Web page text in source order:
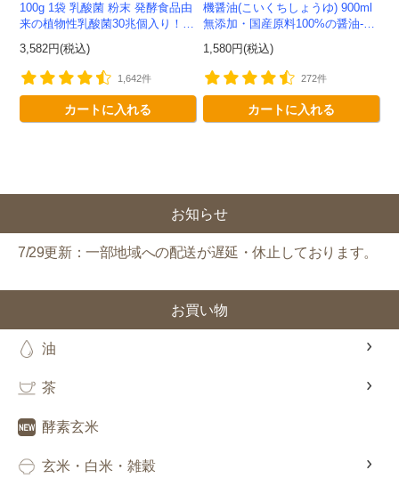
100g 1袋 乳酸菌 粉末 発酵食品由
来の植物性乳酸菌30兆個入り！有
料】 *メ...
3,582円(税込)
1,642件
カートに入れる
機醤油(こいくちしょうゆ) 900ml
無添加・国産原料100%の醤油-か
1,580円(税込)
272件
カートに入れる
お知らせ
7/29更新：一部地域への配送が遅延・休止しております。
お買い物
油
茶
酵素玄米
玄米・白米・雑穀